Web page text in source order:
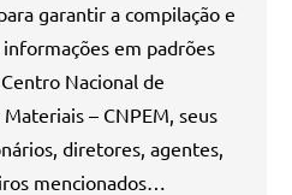
garantir a compilação e
em padrões
Nacional de
– CNPEM, seus
diretores, agentes,
mencionados…